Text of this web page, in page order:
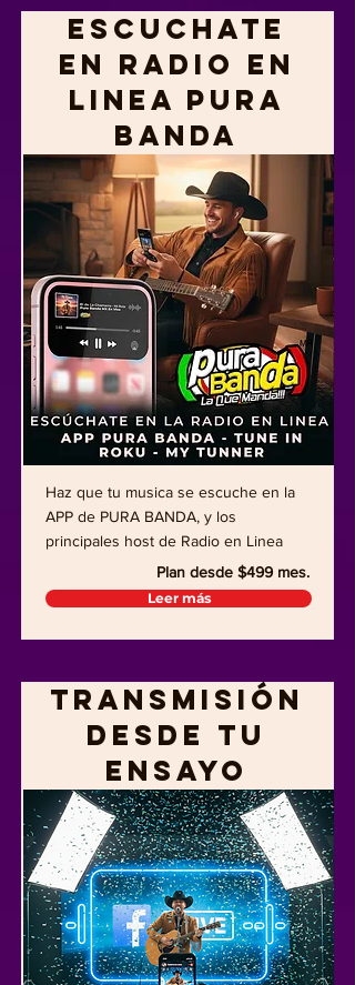
Escuchate
en Radio En
Linea Pura
Banda
Haz que tu musica se escuche en la
APP de PURA BANDA, y los
principales host de Radio en Linea
Plan desde $499 mes.
Leer más
Transmisión
desde Tu
Ensayo